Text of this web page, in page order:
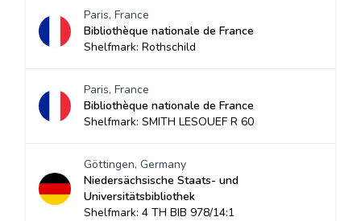
Paris, France
Bibliothèque nationale de France
Shelfmark: Rothschild
Paris, France
Bibliothèque nationale de France
Shelfmark: SMITH LESOUEF R 60
Göttingen, Germany
Niedersächsische Staats- und
Universitätsbibliothek
Shelfmark: 4 TH BIB 978/14:1